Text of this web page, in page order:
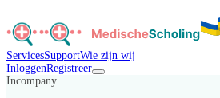
ServicesSupportWie zijn wij
InloggenRegistreer
Incompany